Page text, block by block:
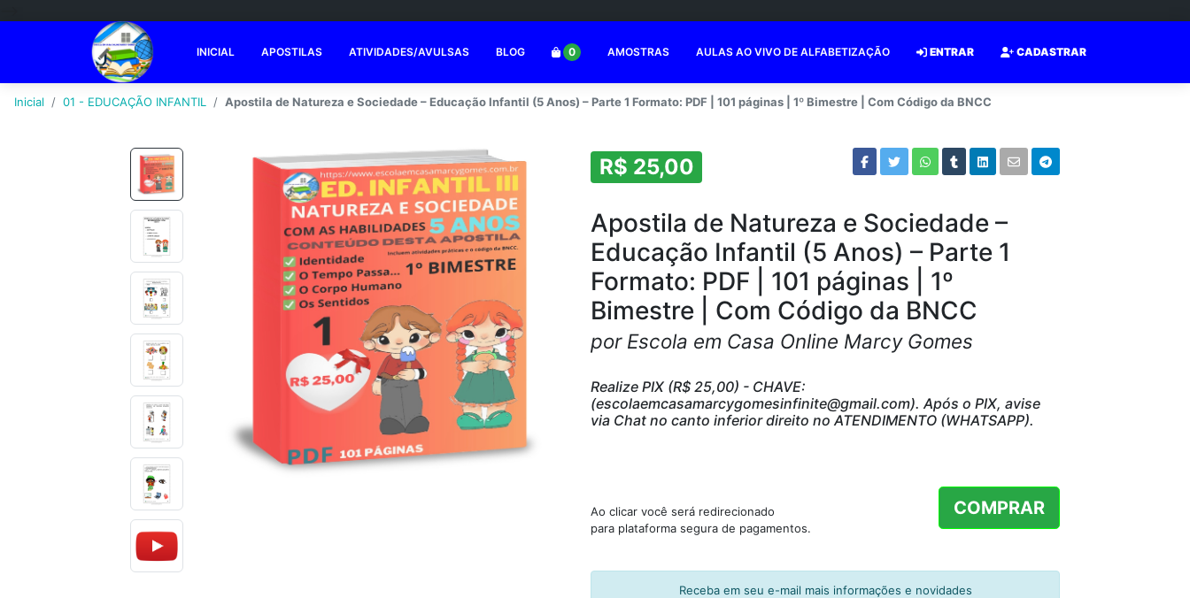
INICIAL APOSTILAS ATIVIDADES/AVULSAS BLOG 0 AMOSTRAS AULAS AO VIVO DE ALFABETIZAÇÃO ENTRAR CADASTRAR
Inicial 01 - EDUCAÇÃO INFANTIL Apostila de Natureza e Sociedade – Educação Infantil (5 Anos) – Parte 1 Formato: PDF | 101 páginas | 1º Bimestre | Com Código da BNCC
R$ 25,00
Apostila de Natureza e Sociedade –
Educação Infantil (5 Anos) – Parte 1
Formato: PDF | 101 páginas | 1º
Bimestre | Com Código da BNCC
por Escola em Casa Online Marcy Gomes
Realize PIX (R$ 25,00) - CHAVE:
(escolaemcasamarcygomesinfinite@gmail.com). Após o PIX, avise
via Chat no canto inferior direito no ATENDIMENTO (WHATSAPP).
COMPRAR
Ao clicar você será redirecionado
para plataforma segura de pagamentos.
Receba em seu e-mail mais informações e novidades